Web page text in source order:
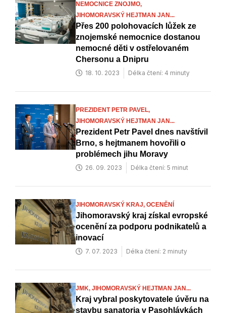
NEMOCNICE ZNOJMO,
JIHOMORAVSKÝ HEJTMAN JAN...
Přes 200 polohovacích lůžek ze
znojemské nemocnice dostanou
nemocné děti v ostřelovaném
Chersonu a Dnipru
18. 10. 2023 Délka čtení: 4 minuty
PREZIDENT PETR PAVEL,
JIHOMORAVSKÝ HEJTMAN JAN...
Prezident Petr Pavel dnes navštívil
Brno, s hejtmanem hovořili o
problémech jihu Moravy
26. 09. 2023 Délka čtení: 5 minut
JIHOMORAVSKÝ KRAJ, OCENĚNÍ
Jihomoravský kraj získal evropské
ocenění za podporu podnikatelů a
inovací
7. 07. 2023 Délka čtení: 2 minuty
JMK, JIHOMORAVSKÝ HEJTMAN JAN...
Kraj vybral poskytovatele úvěru na
stavbu sanatoria v Pasohlávkách